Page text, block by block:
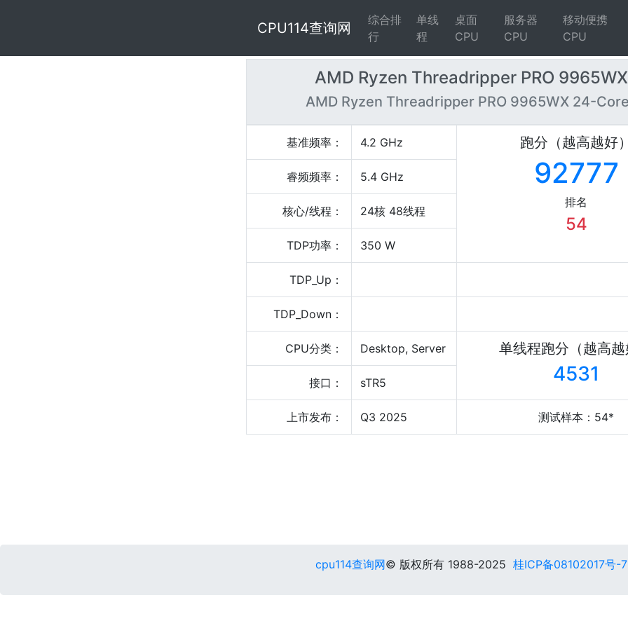
CPU114查询网
综合排
行
单线
程
桌面
CPU
服务器
CPU
移动便携
CPU
AMD Ryzen Threadripper PRO 9965WX
AMD Ryzen Threadripper PRO 9965WX 24-
基准频率： 4.2 GHz 跑分（越高越好
92777
排名
54
睿频频率： 5.4 GHz
核心/线程： 24核 48线程
TDP功率： 350 W
TDP_Up：
TDP_Down：
CPU分类： Desktop, Server 单线程跑分（越高
4531
接口： sTR5
上市发布： Q3 2025 测试样本：54*
cpu114查询网© 版权所有 1988-2025 桂ICP备08102017号-7